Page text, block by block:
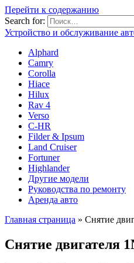
Перейти к содержанию
Search for:
Устройство и обслуживание
Alphard
Camry
Corolla
Hiace
Hilux
Rav 4
Verso
C-HR
Filder & Ipsum
Land Cruiser
Fortuner
Highlander
Другие модели
Руководства по ремонту
Аренда авто
Главная страница » Снятие
Снятие двигателя